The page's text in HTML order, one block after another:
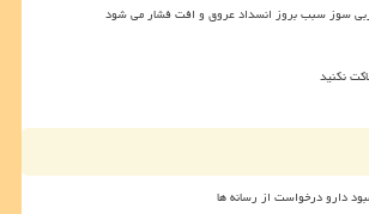
سوز سبب بروز انسداد عروق و افت فشار می شود
نکنید
دارو درخواست از رسانه ها